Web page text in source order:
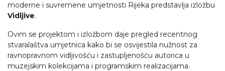
moderne i suvremene umjetnosti Rijeka predstavlja izložbu
Vidljive.
Ovim se projektom i izložbom daje pregled recentnog
stvaralaštva umjetnica kako bi se osvijestila nužnost za
ravnopravnom vidljivošću i zastupljenošću autorica u
muzejskim kolekcijama i programskim realizacijama.